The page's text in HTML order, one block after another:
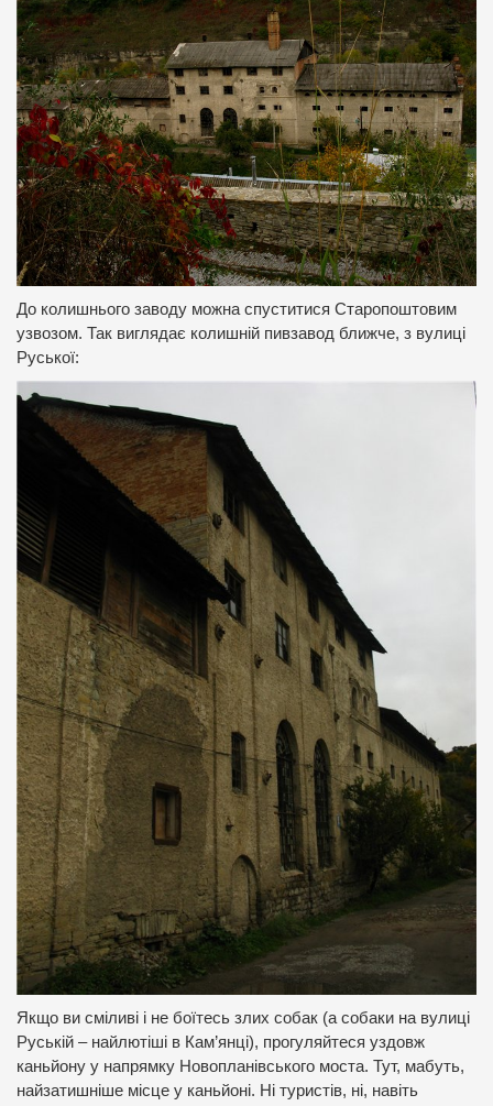
До колишнього заводу можна спуститися Старопоштовим
узвозом. Так виглядає колишній пивзавод ближче, з вулиці
Руської:
Якщо ви сміливі і не боїтесь злих собак (а собаки на вулиці
Руській – найлютіші в Кам’янці), прогуляйтеся уздовж
каньйону у напрямку Новопланівського моста. Тут, мабуть,
найзатишніше місце у каньйоні. Ні туристів, ні, навіть